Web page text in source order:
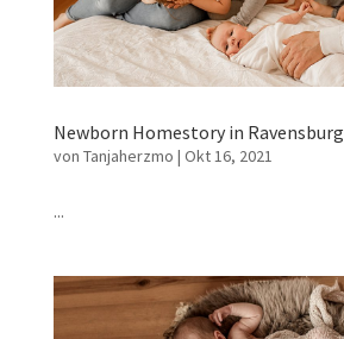
Newborn Homestory in Ravensburg
von Tanjaherzmo | Okt 16, 2021
...